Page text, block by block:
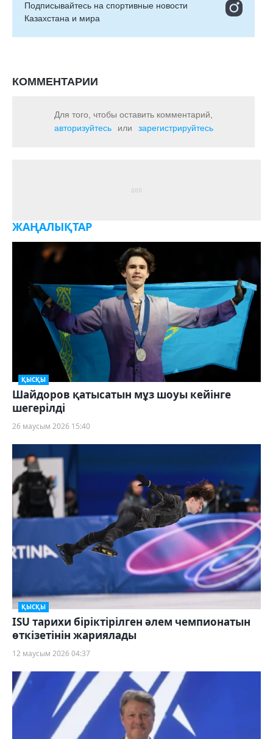
Подписывайтесь на cпортивные новости
Казахстана и мира
КОММЕНТАРИИ
Для того, чтобы оставить комментарий,
авторизуйтесь
или зарегистрируйтесь
ЖАҢАЛЫҚТАР
ҚЫСҚЫ
Шайдоров қатысатын мұз шоуы кейінге
шегерілді
26 маусым 2026 15:40
ҚЫСҚЫ
ISU тарихи біріктірілген әлем чемпионатын
өткізетінін жариялады
12 маусым 2026 04:37